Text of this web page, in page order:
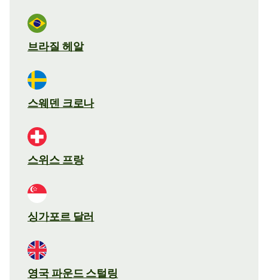
브라질 헤알
스웨덴 크로나
스위스 프랑
싱가포르 달러
영국 파운드 스털링